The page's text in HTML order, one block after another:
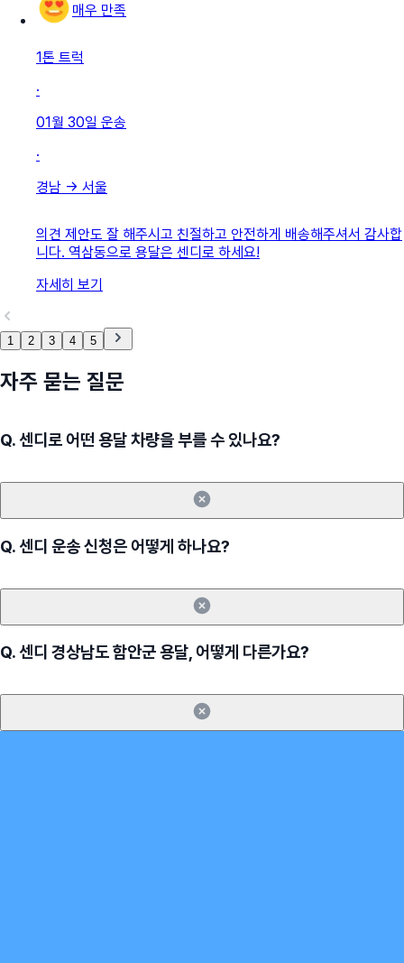
매우 만족
1톤 트럭
·
01월 30일 운송
·
경남 → 서울
의견 제안도 잘 해주시고 친절하고 안전하게 배송해주셔서 감사합
니다. 역삼동으로 용달은 센디로 하세요!
자세히 보기
1 2 3 4 5
자주 묻는 질문
Q.센디로 어떤 용달 차량을 부를 수 있나요?
Q.센디 운송 신청은 어떻게 하나요?
Q.센디 경상남도 함안군 용달, 어떻게 다른가요?